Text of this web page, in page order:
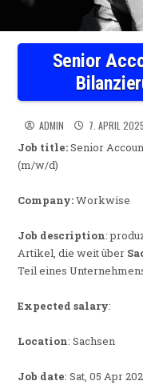
Senior
ADMIN 7. APRIL 2025
Job title:Senior
(m/w/d)
Company:Workwise
Job description:
Artikel, die weit über
Teil eines
Expected salary:
Location: Sachsen
Job date: Sat, 05 Apr